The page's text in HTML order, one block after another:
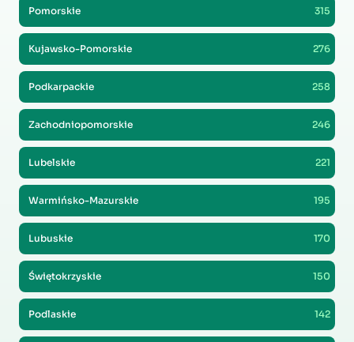
Pomorskie 315
Kujawsko-Pomorskie 276
Podkarpackie 258
Zachodniopomorskie 246
Lubelskie 221
Warmińsko-Mazurskie 195
Lubuskie 170
Świętokrzyskie 150
Podlaskie 142